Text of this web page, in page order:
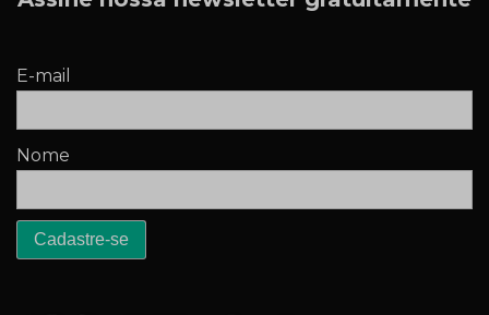
E-mail
Nome